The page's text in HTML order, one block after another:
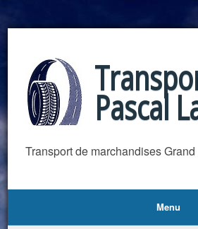
Pascal
Transport de marchandises
Menu